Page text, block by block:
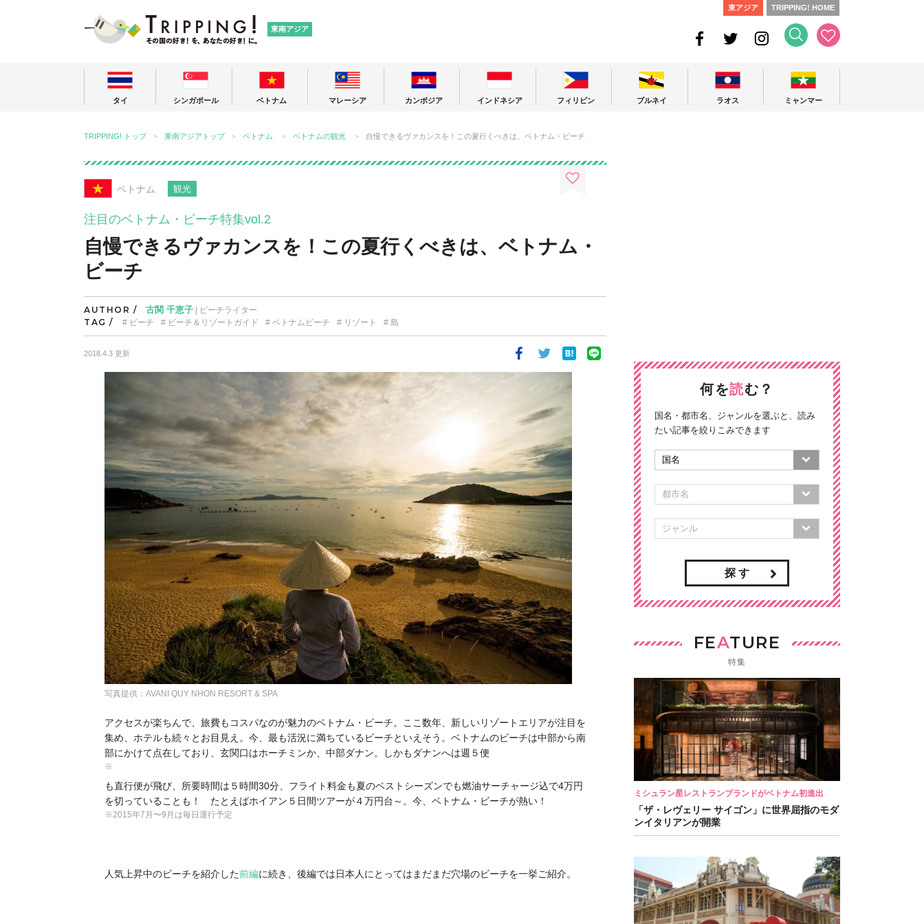
東南アジア
東アジア TRIPPING! HOME
タイ シンガポール ベトナム マレーシア カンボジア インドネシア フィリピン ブルネイ ラオス ミャンマー
TRIPPING! トップ 東南アジアトップ ベトナム ベトナムの観光 自慢できるヴァカンスを！この夏行くべきは、ベトナム・ビーチ
ベトナム 観光
注目のベトナム・ビーチ特集vol.2
自慢できるヴァカンスを！この夏行くべきは、ベトナム・
ビーチ
AUTHOR / 古関 千恵子 | ビーチライター
TAG / ビーチ ビーチ＆リゾートガイド ベトナムビーチ リゾート 島
2018.4.3 更新
写真提供：AVANI QUY NHON RESORT & SPA
アクセスが楽ちんで、旅費もコスパなのが魅力のベトナム・ビーチ。ここ数年、新しいリゾートエリアが注目を
集め、ホテルも続々とお目見え。今、最も活況に満ちているビーチといえそう。ベトナムのビーチは中部から南
部にかけて点在しており、玄関口はホーチミンか、中部ダナン。しかもダナンへは週５便
※
も直行便が飛び、所要時間は５時間30分、フライト料金も夏のベストシーズンでも燃油サーチャージ込で4万円
を切っていることも！ たとえばホイアン５日間ツアーが４万円台～。今、ベトナム・ビーチが熱い！
※2015年7月〜9月は毎日運行予定
人気上昇中のビーチを紹介した前編に続き、後編では日本人にとってはまだまだ穴場のビーチを一挙ご紹介。
何を読む？
国名・都市名、ジャンルを選ぶと、読み
たい記事を絞りこみできます
探 す
FEATURE
特集
ミシュラン星レストランブランドがベトナム初進出
「ザ・レヴェリー サイゴン」に世界屈指のモダ
ンイタリアンが開業